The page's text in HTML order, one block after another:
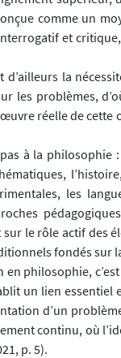
comme un
et
la
les problèmes,
réelle de
à la philosophie
les
le rôle actif des
fondés sur
philosophie,
un lien essentiel
d’un
continu, où
p. 5).